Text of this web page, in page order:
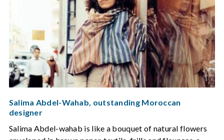
Salima Abdel-Wahab, outstanding Moroccan
designer
Salima Abdel-wahab is like a bouquet of natural flowers